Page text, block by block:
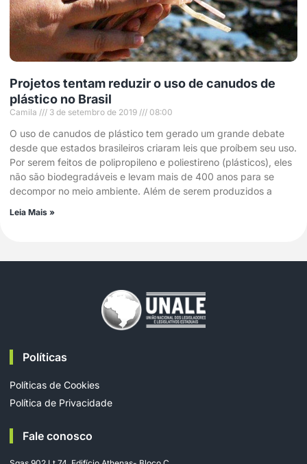
Projetos tentam reduzir o uso de canudos de
plástico no Brasil
Camila 3 de setembro de 2019 08:00
O uso de canudos de plástico tem gerado um grande debate
desde que estados brasileiros criaram leis que proíbem seu uso.
Por serem feitos de polipropileno e poliestireno (plásticos), eles
não são biodegradáveis e levam mais de 400 anos para se
decompor no meio ambiente. Além de serem produzidos a
Leia Mais »
Políticas
Políticas de Cookies
Política de Privacidade
Fale conosco